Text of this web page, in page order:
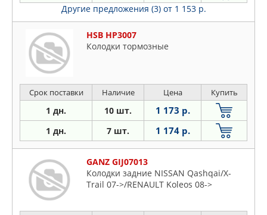
Другие предложения (3) от 1 153 р.
HSB HP3007
Колодки тормозные
Срок поставки Наличие Цена Купить
1 дн. 10 шт. 1 173 р.
1 дн. 7 шт. 1 174 р.
GANZ GIJ07013
Колодки задние NISSAN Qashqai/X-
Trail 07->/RENAULT Koleos 08->